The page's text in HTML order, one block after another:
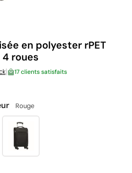
en polyester rPET
roues
| 17 clients satisfaits
Rouge